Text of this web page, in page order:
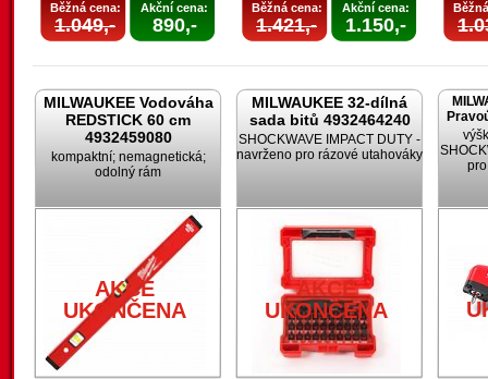
Běžná cena:
1.049,-
Akční cena:
890,-
Běžná cena:
1.421,-
Akční cena:
1.150,-
MILWAUKEE Vodováha
REDSTICK 60 cm
4932459080
kompaktní; nemagnetická;
odolný rám
AKCE
UKONČENA
MILWAUKEE 32-dílná
sada bitů 4932464240
SHOCKWAVE IMPACT DUTY -
navrženo pro rázové utahováky
AKCE
UKONČENA